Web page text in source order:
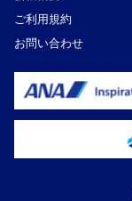
ご利用規約
お問い合わせ